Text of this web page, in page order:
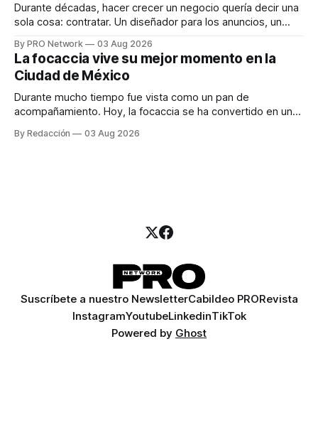
Durante décadas, hacer crecer un negocio quería decir una
sola cosa: contratar. Un diseñador para los anuncios, un
para los textos, alguien que supiera de publicidad digital
para encontrar prospectos, un vendedor para atender
llamadas y mensajes, y —con suerte— una persona
By PRO Network 03 Aug 2026
La focaccia vive su mejor momento en la
Ciudad de México
Durante mucho tiempo fue vista como un pan de
acompañamiento. Hoy, la focaccia se ha convertido en uno
artesanal, ingredientes de calidad y experiencias que
By Redacción 03 Aug 2026
Suscríbete a nuestro NewsletterCabildeo PRORevista
InstagramYoutubeLinkedinTikTok
Powered by Ghost